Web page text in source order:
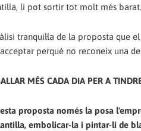
li pot sortir tot molt més barat.
tranquil·la de la proposta que
perquè no reconeix una
MÉS CADA DIA PER A
proposta només la posa
embolicar-la i pintar-li de